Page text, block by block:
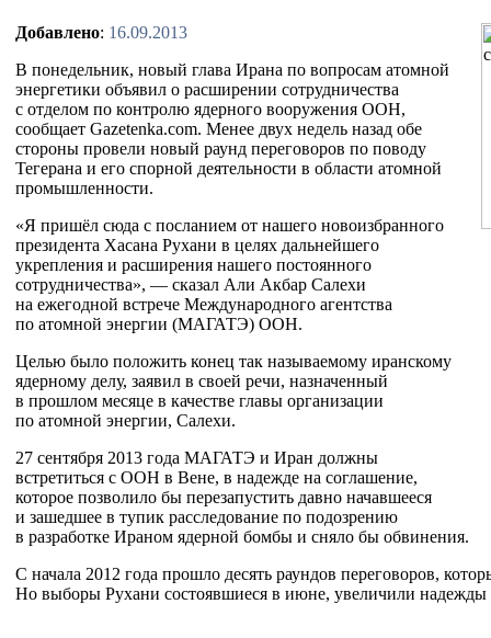
Добавлено: 16.09.2013
В понедельник, новый глава Ирана по вопросам атомной
энергетики объявил о расширении сотрудничества
с отделом по контролю ядерного вооружения ООН,
сообщает Gazetenka.com. Менее двух недель назад обе
стороны провели новый раунд переговоров по поводу
Тегерана и его спорной деятельности в области атомной
промышленности.
«Я пришёл сюда с посланием от нашего новоизбранного
президента Хасана Рухани в целях дальнейшего
укрепления и расширения нашего постоянного
сотрудничества», — сказал Али Акбар Салехи
на ежегодной встрече Международного агентства
по атомной энергии (МАГАТЭ) ООН.
Целью было положить конец так называемому иранскому
ядерному делу, заявил в своей речи, назначенный
в прошлом месяце в качестве главы организации
по атомной энергии, Салехи.
27 сентября 2013 года МАГАТЭ и Иран должны
встретиться с ООН в Вене, в надежде на соглашение,
которое позволило бы перезапустить давно начавшееся
и зашедшее в тупик расследование по подозрению
в разработке Ираном ядерной бомбы и сняло бы обвинения.
С начала 2012 года прошло десять раундов переговоров,
Но выборы Рухани состоявшиеся в июне, увеличили надежды